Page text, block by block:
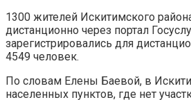
1300 жителей Искитимского
дистанционно через портал
зарегистрировались для
4549 человек.
По словам Елены Баевой, в
населенных пунктов, где нет